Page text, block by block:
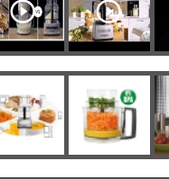
ONTBIJTEN
Nespresso Vertuo